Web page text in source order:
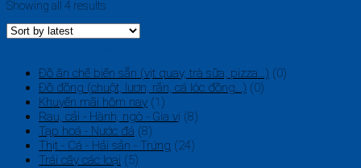
Showing all 4 results
Đồ ăn chế biến sẵn (vịt quay, trà sữa, pizza...) (0)
Đồ đồng (chuột, lươn, rắn, cá lóc đồng...) (0)
Khuyến mãi hôm nay (1)
Rau, cải - Hành, ngò - Gia vị (8)
Tạp hoá - Nước đá (8)
Thịt - Cá - Hải sản - Trứng (24)
Trái cây các loại (5)